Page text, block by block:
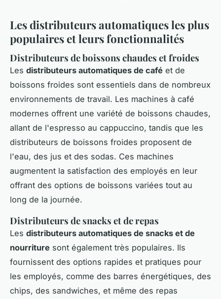
Les distributeurs automatiques les plus
populaires et leurs fonctionnalités
Distributeurs de boissons chaudes et froides
Les distributeurs automatiques de café et de
boissons froides sont essentiels dans de nombreux
environnements de travail. Les machines à café
modernes offrent une variété de boissons chaudes,
allant de l'espresso au cappuccino, tandis que les
distributeurs de boissons froides proposent de
l'eau, des jus et des sodas. Ces machines
augmentent la satisfaction des employés en leur
offrant des options de boissons variées tout au
long de la journée.
Distributeurs de snacks et de repas
Les distributeurs automatiques de snacks et de
nourriture sont également très populaires. Ils
fournissent des options rapides et pratiques pour
les employés, comme des barres énergétiques, des
chips, des sandwiches, et même des repas